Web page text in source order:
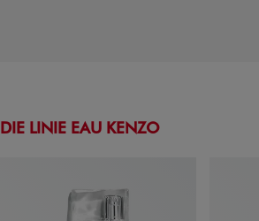
DIE LINIE EAU KENZO